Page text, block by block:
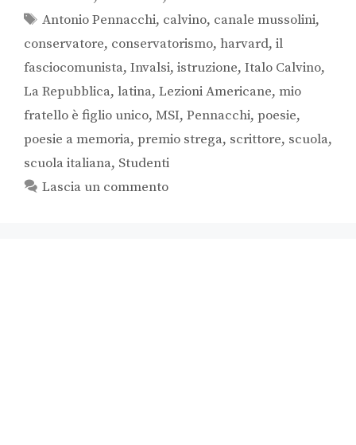
Antonio Pennacchi, calvino, canale mussolini,
conservatore, conservatorismo, harvard, il
fasciocomunista, Invalsi, istruzione, Italo Calvino,
La Repubblica, latina, Lezioni Americane, mio
fratello è figlio unico, MSI, Pennacchi, poesie,
poesie a memoria, premio strega, scrittore, scuola,
scuola italiana, Studenti
Lascia un commento